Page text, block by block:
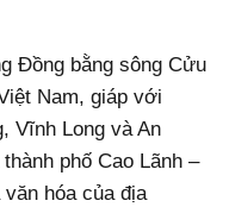
Đồng bằng sông Cửu
Nam, giáp với
Vĩnh Long và An
phố Cao Lãnh –
hóa của địa